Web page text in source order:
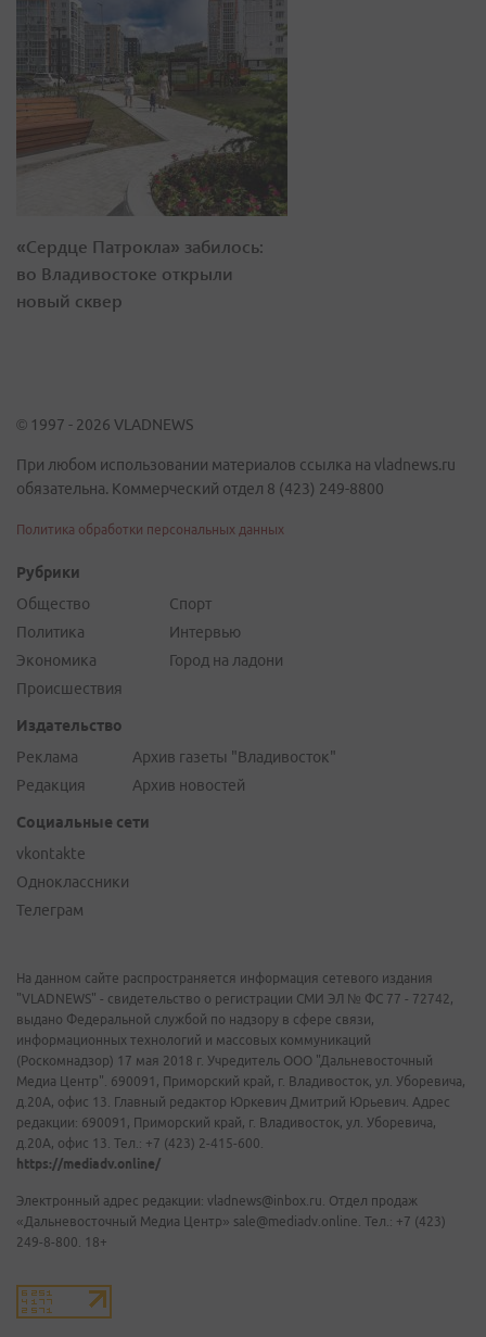
«Сердце Патрокла» забилось:
во Владивостоке открыли
новый сквер
© 1997 - 2026 VLADNEWS
При любом использовании материалов ссылка на vladnews.ru
обязательна. Коммерческий отдел 8 (423) 249-8800
Политика обработки персональных данных
Рубрики
Общество
Политика
Экономика
Происшествия
Спорт
Интервью
Город на ладони
Издательство
Реклама
Редакция
Архив газеты "Владивосток"
Архив новостей
Социальные сети
vkontakte
Одноклассники
Телеграм
На данном сайте распространяется информация сетевого издания
"VLADNEWS" - свидетельство о регистрации СМИ ЭЛ № ФС 77 - 72742,
выдано Федеральной службой по надзору в сфере связи,
информационных технологий и массовых коммуникаций
(Роскомнадзор) 17 мая 2018 г. Учредитель ООО "Дальневосточный
Медиа Центр". 690091, Приморский край, г. Владивосток, ул. Уборевича,
д.20А, офис 13. Главный редактор Юркевич Дмитрий Юрьевич. Адрес
редакции: 690091, Приморский край, г. Владивосток, ул. Уборевича,
д.20А, офис 13. Тел.: +7 (423) 2-415-600.
https://mediadv.online/
Электронный адрес редакции: vladnews@inbox.ru. Отдел продаж
«Дальневосточный Медиа Центр» sale@mediadv.online. Тел.: +7 (423)
249-8-800. 18+